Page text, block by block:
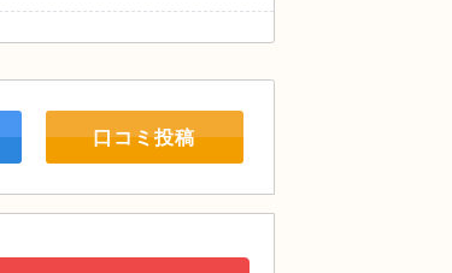
口コミ投稿